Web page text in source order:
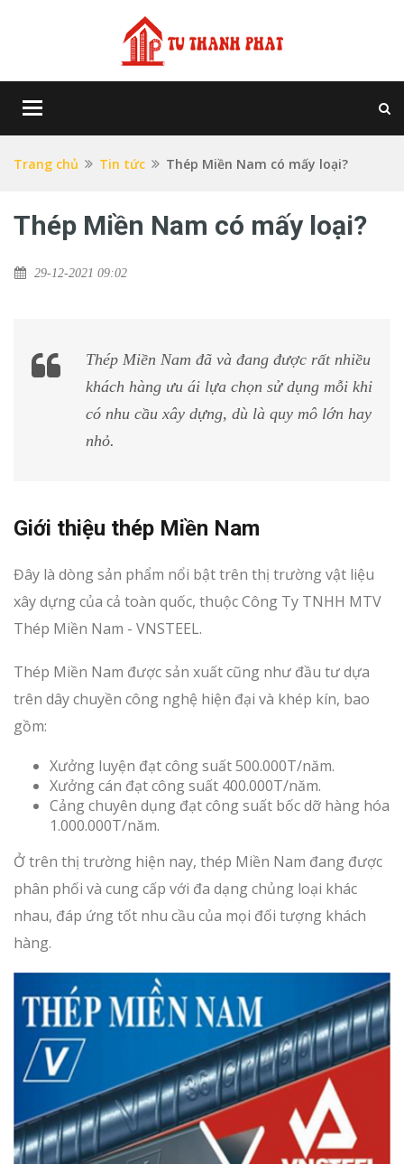
Toggle
Trang chủ Tin tức Thép Miền Nam có mấy loại?
Thép Miền Nam có mấy loại?
29-12-2021 09:02
Thép Miền Nam đã và đang được rất nhiều
khách hàng ưu ái lựa chọn sử dụng mỗi khi
có nhu cầu xây dựng, dù là quy mô lớn hay
nhỏ.
Giới thiệu thép Miền Nam
Đây là dòng sản phẩm nổi bật trên thị trường vật liệu
xây dựng của cả toàn quốc, thuộc Công Ty TNHH MTV
Thép Miền Nam - VNSTEEL.
Thép Miền Nam được sản xuất cũng như đầu tư dựa
trên dây chuyền công nghệ hiện đại và khép kín, bao
gồm:
Xưởng luyện đạt công suất 500.000T/năm.
Xưởng cán đạt công suất 400.000T/năm.
Cảng chuyên dụng đạt công suất bốc dỡ hàng hóa
1.000.000T/năm.
Ở trên thị trường hiện nay, thép Miền Nam đang được
phân phối và cung cấp với đa dạng chủng loại khác
nhau, đáp ứng tốt nhu cầu của mọi đối tượng khách
hàng.